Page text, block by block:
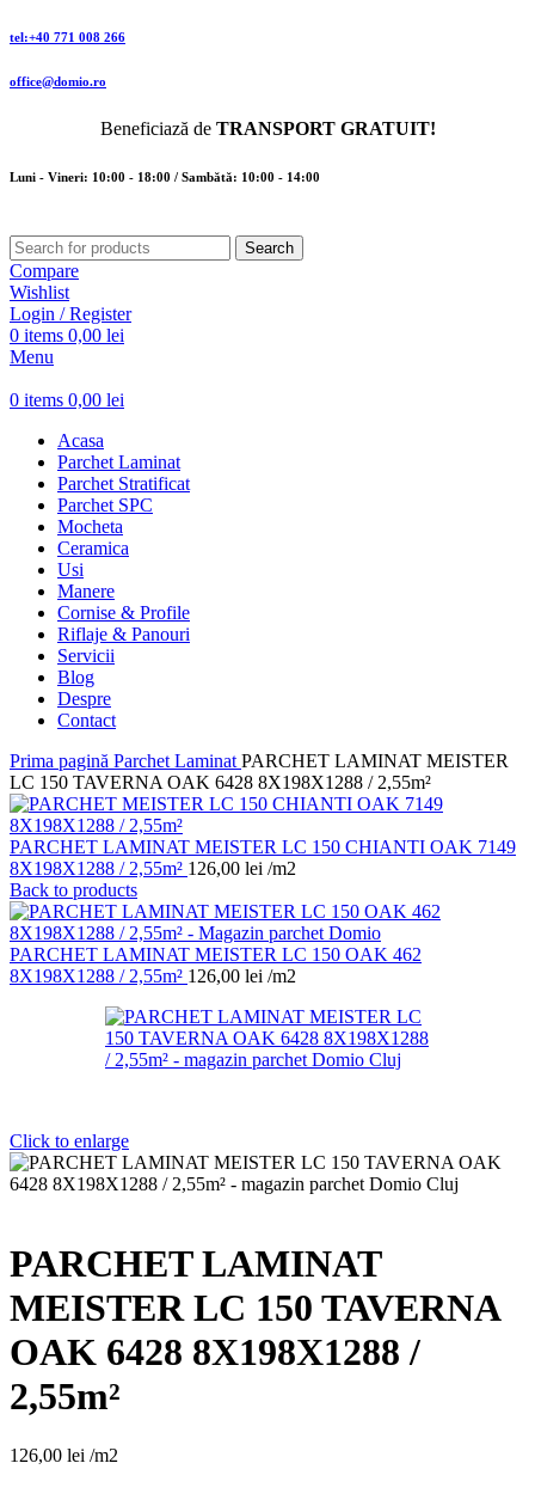
tel:+40 771 008 266
office@domio.ro
Beneficiază de TRANSPORT GRATUIT!
Luni - Vineri: 10:00 - 18:00 / Sambătă: 10:00 - 14:00
Search
Compare
Wishlist
Login / Register
0 items 0,00 lei
Menu
0 items 0,00 lei
Acasa
Parchet Laminat
Parchet Stratificat
Parchet SPC
Mocheta
Ceramica
Usi
Manere
Cornise & Profile
Riflaje & Panouri
Servicii
Blog
Despre
Contact
Prima pagină Parchet Laminat PARCHET LAMINAT MEISTER
LC 150 TAVERNA OAK 6428 8X198X1288 / 2,55m²
PARCHET LAMINAT MEISTER LC 150 CHIANTI OAK 7149
8X198X1288 / 2,55m² 126,00 lei /m2
Back to products
PARCHET LAMINAT MEISTER LC 150 OAK 462
8X198X1288 / 2,55m² 126,00 lei /m2
Click to enlarge
PARCHET LAMINAT
MEISTER LC 150 TAVERNA
OAK 6428 8X198X1288 /
2,55m²
126,00 lei /m2